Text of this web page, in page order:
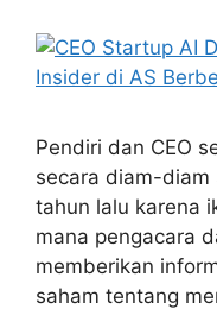
Pendiri dan CEO
secara diam-diam
tahun lalu karena
mana pengacara
memberikan
saham tentang